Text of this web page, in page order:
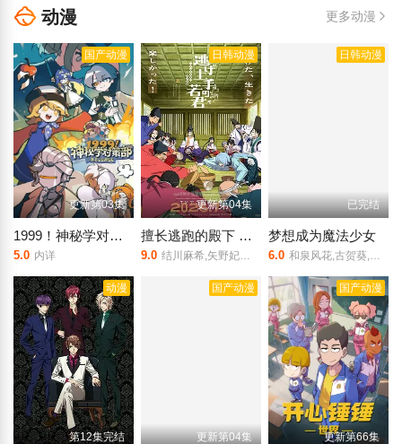
动漫 更多动漫
国产动漫
更新第03集
1999！神秘学对策部中配版
5.0 内详
日韩动漫
更新第04集
擅长逃跑的殿下 第二季
9.0 结川麻希,矢野妃菜喜,日野麻里,铃代纱弓,悠木碧,户谷菊之介,中村悠一,小西克幸
日韩动漫
已完结
梦想成为魔法少女
6.0 和泉风花,古贺葵,杉浦栞,前田佳织里,风间万裕子,池田海咲,福圆美里,相坂优歌,津田美波,阿澄佳奈
动漫
第12集完结
国产动漫
更新第04集
国产动漫
更新第66集